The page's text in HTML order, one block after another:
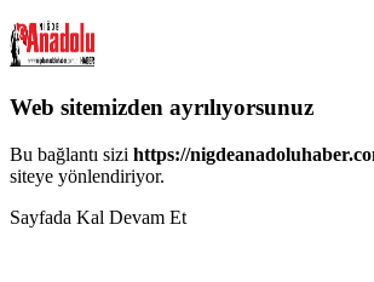
Web sitemizden ayrılıyorsunuz
Bu bağlantı sizi https://
siteye yönlendiriyor.
Sayfada Kal Devam Et